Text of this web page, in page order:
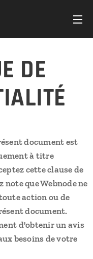
DE
document est
à titre
cette clause de
que Webnode ne
action ou de
document.
d'obtenir un avis
besoins de votre